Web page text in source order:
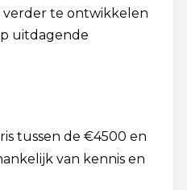
verder te ontwikkelen
uitdagende
tussen de €4500 en
van kennis en